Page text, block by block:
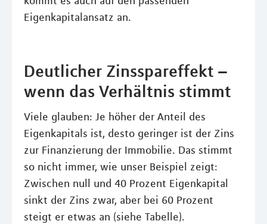
Eigenkapitalansatz an.
Deutlicher Zinsspareffekt –
wenn das Verhältnis stimmt
Viele glauben: Je höher der Anteil des
Eigenkapitals ist, desto geringer ist der Zins
zur Finanzierung der Immobilie. Das stimmt
so nicht immer, wie unser Beispiel zeigt:
Zwischen null und 40 Prozent Eigenkapital
sinkt der Zins zwar, aber bei 60 Prozent
steigt er etwas an (siehe Tabelle).